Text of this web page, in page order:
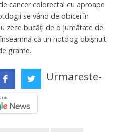
cancer colorectal cu aproape
se vând de obicei în
zece bucăți de o jumătate de
că un hotdog obișnuit
grame.
Urmareste-